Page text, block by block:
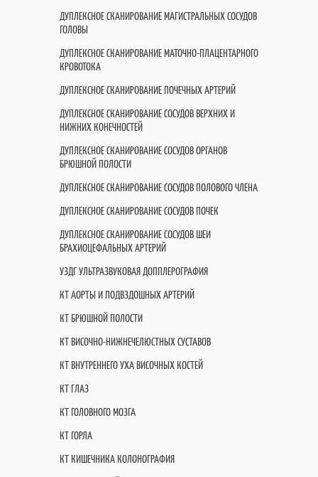
ДУПЛЕКСНОЕ СКАНИРОВАНИЕ МАГИСТРАЛЬНЫХ СОСУДОВ
ГОЛОВЫ
ДУПЛЕКСНОЕ СКАНИРОВАНИЕ МАТОЧНО-ПЛАЦЕНТАРНОГО
КРОВОТОКА
ДУПЛЕКСНОЕ СКАНИРОВАНИЕ ПОЧЕЧНЫХ АРТЕРИЙ
ДУПЛЕКСНОЕ СКАНИРОВАНИЕ СОСУДОВ ВЕРХНИХ И
НИЖНИХ КОНЕЧНОСТЕЙ
ДУПЛЕКСНОЕ СКАНИРОВАНИЕ СОСУДОВ ОРГАНОВ
БРЮШНОЙ ПОЛОСТИ
ДУПЛЕКСНОЕ СКАНИРОВАНИЕ СОСУДОВ ПОЛОВОГО ЧЛЕНА
ДУПЛЕКСНОЕ СКАНИРОВАНИЕ СОСУДОВ ПОЧЕК
ДУПЛЕКСНОЕ СКАНИРОВАНИЕ СОСУДОВ ШЕИ
БРАХИОЦЕФАЛЬНЫХ АРТЕРИЙ
УЗДГ УЛЬТРАЗВУКОВАЯ ДОППЛЕРОГРАФИЯ
КТ АОРТЫ И ПОДВЗДОШНЫХ АРТЕРИЙ
КТ БРЮШНОЙ ПОЛОСТИ
КТ ВИСОЧНО-НИЖНЕЧЕЛЮСТНЫХ СУСТАВОВ
КТ ВНУТРЕННЕГО УХА ВИСОЧНЫХ КОСТЕЙ
КТ ГЛАЗ
КТ ГОЛОВНОГО МОЗГА
КТ ГОРЛА
КТ КИШЕЧНИКА КОЛОНОГРАФИЯ